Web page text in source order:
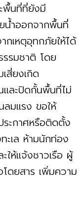
พื้นที่ที่ยังมี
น้ำออกจากพื้นที่
กเหตุอุทกภัยให้ได้
รมชาติ โดย
สี่ยงเกิด
และปิดกั้นพื้นที่ไม่
มแรง ขอให้
ระกาศหรือติดตั้ง
เล ห้ามนักท่อง
ให้แจ้งชาวเรือ ผู้
โดยสาร เพิ่มความ